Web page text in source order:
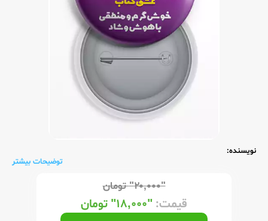
نویسنده:
توضیحات بیشتر
"۲۰,۰۰۰" تومان
قیمت: "۱۸,۰۰۰" تومان